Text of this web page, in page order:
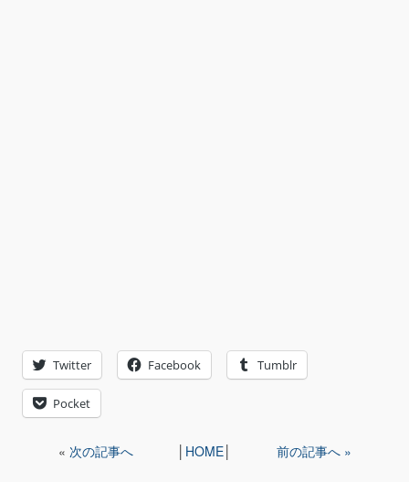
Twitter Facebook Tumblr
Pocket
« 次の記事へ HOME 前の記事へ »